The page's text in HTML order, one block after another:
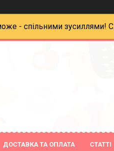
- спільними зусиллями!
ДОСТАВКА ТА ОПЛАТА СТАТТІ